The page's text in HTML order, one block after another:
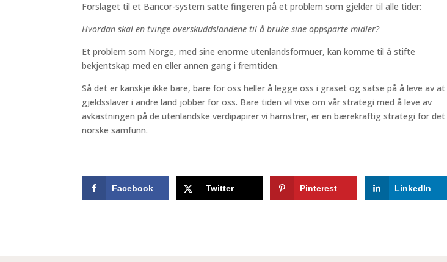
Forslaget til et Bancor-system satte fingeren på et problem som gjelder til alle tider:
Hvordan skal en tvinge overskuddslandene til å bruke sine oppsparte midler?
Et problem som Norge, med sine enorme utenlandsformuer, kan komme til å stifte
bekjentskap med en eller annen gang i fremtiden.
Så det er kanskje ikke bare, bare for oss heller å legge oss i graset og satse på å leve av at
gjeldsslaver i andre land jobber for oss. Bare tiden vil vise om vår strategi med å leve av
avkastningen på de utenlandske verdipapirer vi hamstrer, er en bærekraftig strategi for det
norske samfunn.
Facebook Twitter Pinterest LinkedIn